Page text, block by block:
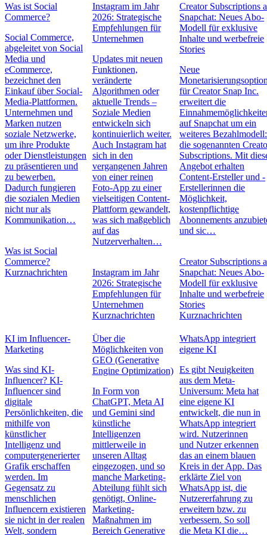
Was ist Social
Commerce?
Social Commerce,
abgeleitet von Social
Media und
eCommerce,
bezeichnet den
Einkauf über Social-
Media-Plattformen.
Unternehmen und
Marken nutzen
soziale Netzwerke,
um ihre Produkte
oder Dienstleistungen
zu präsentieren und
zu bewerben.
Dadurch fungieren
die sozialen Medien
nicht nur als
Kommunikation…
Was ist Social
Commerce?
Kurznachrichten
Instagram im Jahr
2026: Strategische
Empfehlungen für
Unternehmen
Updates mit neuen
Funktionen,
veränderte
Algorithmen oder
aktuelle Trends –
Soziale Medien
entwickeln sich
kontinuierlich weiter.
Auch Instagram hat
sich in den
vergangenen Jahren
von einer reinen
Foto-App zu einer
vielseitigen Content-
Plattform gewandelt,
was sich maßgeblich
auf das
Nutzerverhalten…
Instagram im Jahr
2026: Strategische
Empfehlungen für
Unternehmen
Kurznachrichten
Creator Subscriptions
Snapchat: Neues Abo-
Modell für exklusive
Inhalte und werbefreie
Stories
Neue
für Creator Snap Inc.
erweitert die
auf Snapchat um ein
weiteres Bezahlmodell:
die sogenannten
Subscriptions. Mit
Angebot erhalten
Content-Ersteller und -
Erstellerinnen die
Möglichkeit,
kostenpflichtige
Abonnements
und sic…
Creator Subscriptions
Snapchat: Neues Abo-
Modell für exklusive
Inhalte und werbefreie
Stories
Kurznachrichten
KI im Influencer-
Marketing
Was sind KI-
Influencer? KI-
Influencer sind
digitale
Persönlichkeiten, die
mithilfe von
künstlicher
Intelligenz und
computergenerierter
Grafik erschaffen
werden. Im
Gegensatz zu
menschlichen
Influencern existieren
sie nicht in der realen
Welt, sondern
Über die
Möglichkeiten von
GEO (Generative
Engine Optimization)
In Form von
ChatGPT, Meta AI
und Gemini sind
künstliche
Intelligenzen
mittlerweile in
unseren Alltag
eingezogen, und so
manche Marketing-
Abteilung fühlt sich
genötigt, Online-
Marketing-
Maßnahmen im
Bereich Generative
WhatsApp integriert
eigene KI
Es gibt Neuigkeiten
aus dem Meta-
Universum: Meta hat
eine eigene KI
entwickelt, die nun in
WhatsApp integriert
wird. Nutzerinnen
und Nutzer erkennen
das an einem blauen
Kreis in der App. Das
erklärte Ziel von
WhatsApp ist, die
Nutzererfahrung zu
erweitern bzw. zu
verbessern. So soll
die Meta KI die…